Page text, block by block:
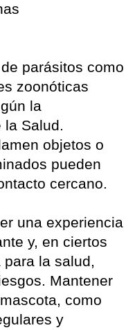
parásitos como
zoonóticas
la
la Salud.
objetos o
pueden
cercano.
una experiencia
y, en ciertos
la salud,
Mantener
como
y